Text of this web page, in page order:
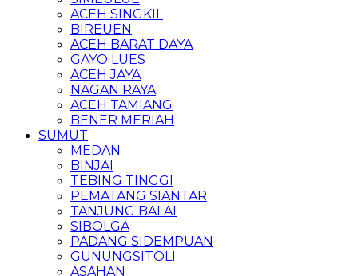
ACEH SINGKIL
BIREUEN
ACEH BARAT DAYA
GAYO LUES
ACEH JAYA
NAGAN RAYA
ACEH TAMIANG
BENER MERIAH
SUMUT
MEDAN
BINJAI
TEBING TINGGI
PEMATANG SIANTAR
TANJUNG BALAI
SIBOLGA
PADANG SIDEMPUAN
GUNUNGSITOLI
ASAHAN